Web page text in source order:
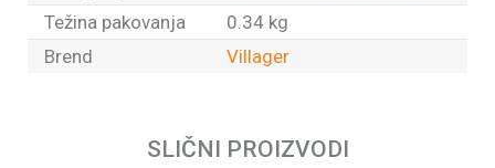
Težina pakovanja
0.34 kg
Brend
Villager
SLIČNI PROIZVODI